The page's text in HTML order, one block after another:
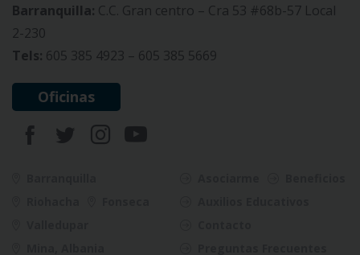
Barranquilla: C.C. Gran centro – Cra 53 #68b-57 Local
2-230
Tels: 605 385 4923 – 605 385 5669
Oficinas